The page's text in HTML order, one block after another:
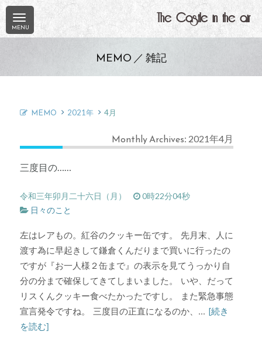
The Castle in the air
MEMO ／ 雑記
MEMO 2021年 4月
Monthly Archives: 2021年4月
三度目の……
令和三年卯月二十六日（月）
0時22分04秒
日々のこと
左はレアもの。紅谷のクッキー缶です。 先月末、人に
渡す為に早起きして鎌倉くんだりまで買いに行ったの
ですが『お一人様２缶まで』の表示を見てうっかり自
分の分まで確保してきてしまいました。 いや、だって
リスくんクッキー食べたかったですし。 また緊急事態
宣言発令ですね。 三度目の正直になるのか、... [続き
を読む]